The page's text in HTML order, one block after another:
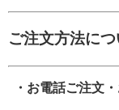
ご注文方法につ
・お電話ご注文